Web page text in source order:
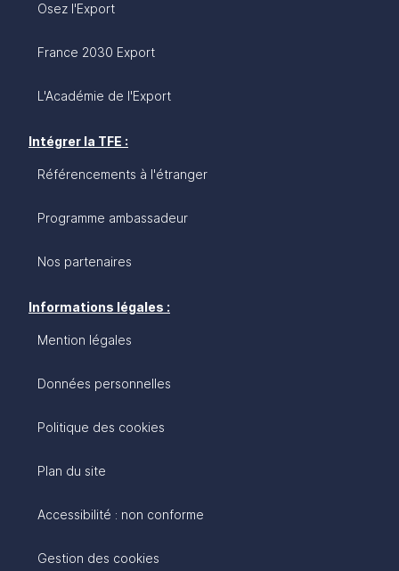
Osez l'Export
France 2030 Export
L'Académie de l'Export
Intégrer la TFE :
Référencements à l'étranger
Programme ambassadeur
Nos partenaires
Informations légales :
Mention légales
Données personnelles
Politique des cookies
Plan du site
Accessibilité : non conforme
Gestion des cookies